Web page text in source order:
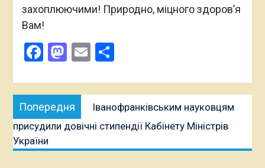
захоплюючими! Природно, міцного здоров’я
Вам!
Facebook
Mastodon
EmailПоділитися
Навігація
записів
Попередня
публікація:
Іванофранківським науковцям
присудили довічні стипендії Кабінету Міністрів
України